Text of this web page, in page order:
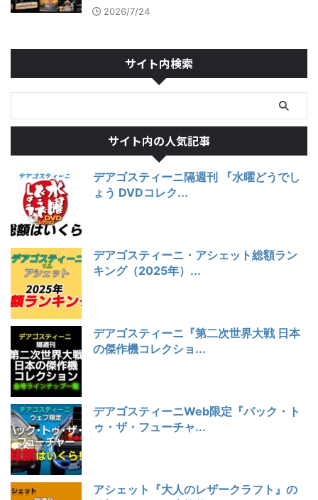
2026/7/24
サイト内検索
サイト内の人気記事
デアゴスティーニ隔週刊 『水曜どうでし
ょう DVDコレク...
デアゴスティーニ・アシェット総額ラン
キング（2025年）...
デアゴスティーニ『第二次世界大戦 日本
の傑作機コレクショ...
デアゴスティーニWeb限定『バック・ト
ゥ・ザ・フューチャ...
アシェット『大人のレザークラフト』の